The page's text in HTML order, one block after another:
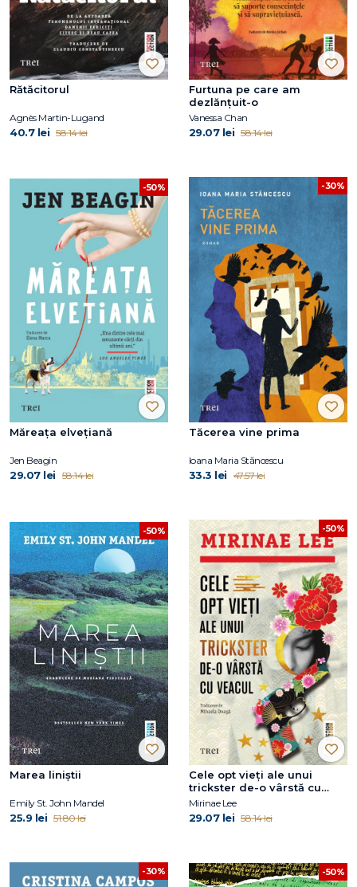
Rătăcitorul
Agnès Martin-Lugand
40.7 lei 58.14 lei
Furtuna pe care am
dezlănțuit-o
Vanessa Chan
29.07 lei 58.14 lei
-50%
Măreața elvețiană
Jen Beagin
29.07 lei 58.14 lei
-30%
Tăcerea vine prima
Ioana Maria Stăncescu
33.3 lei 47.57 lei
-50%
Marea liniștii
Emily St. John Mandel
25.9 lei 51.80 lei
-50%
Cele opt vieți ale unui
trickster de-o vârstă cu
veacul
Mirinae Lee
29.07 lei 58.14 lei
-30% -50%